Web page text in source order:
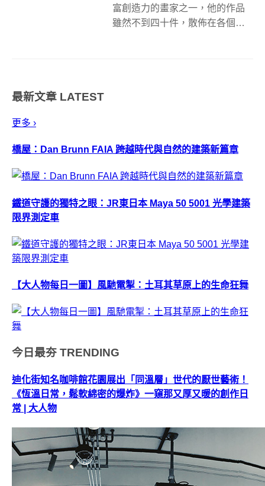
富創造力的畫家之一，他的作品
雖然不到四十件，散佈在各個博
最新文章 LATEST
更多 ›
橋屋：Dan Brunn FAIA 跨越時代與自然的建築新篇章
鐵道守護的獨特之眼：JR東日本 Maya 50 5001 光學建築
限界測定車
【大人物每日一圖】風馳電掣：土耳其草原上的生命狂舞
今日最夯 TRENDING
迪化街知名咖啡館花園展出「同溫層」世代的厭世藝術！
《恆溫日常，鬆軟綿密的爆炸》一窺那又厚又暖的創作日
常 | 大人物